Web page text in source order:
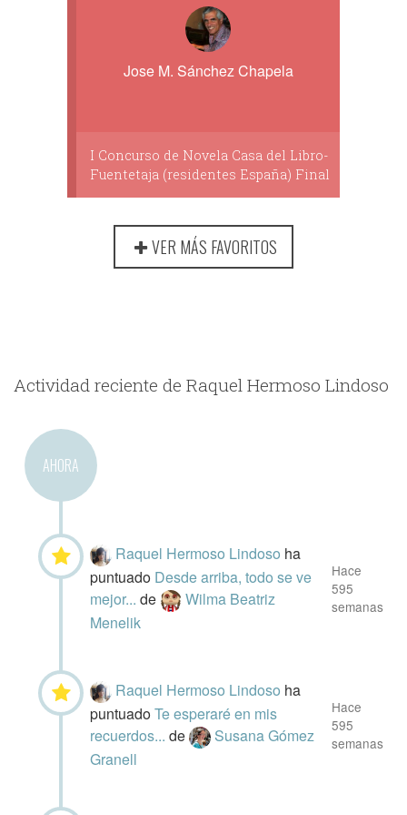
Jose M. Sánchez Chapela
I Concurso de Novela Casa del Libro-
Fuentetaja (residentes España) Final
VER MÁS FAVORITOS
Actividad reciente de Raquel Hermoso Lindoso
AHORA
Raquel Hermoso Lindoso ha
puntuado Desde arriba, todo se ve
mejor...de
Wilma Beatriz
Menelik
Hace
595
semanas
Raquel Hermoso Lindoso ha
puntuadoTe esperaré en mis
recuerdos...de
Susana Gómez
Granell
Hace
595
semanas